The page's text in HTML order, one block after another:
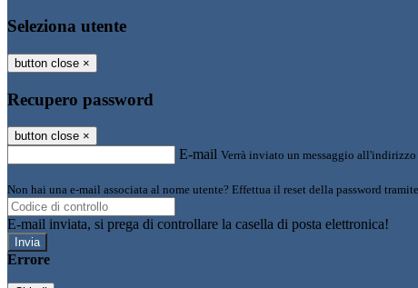
Seleziona utente
button close ×
Recupero password
button close ×
E-mail Verrà inviato un messaggio
Non hai una e-mail associata al nome utente? Effettua il reset della password
E-mail inviata, si prega di controllare la casella di posta elettronica!
Errore